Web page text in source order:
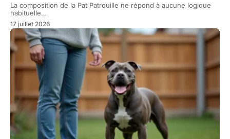
La composition de la Pat Patrouille ne répond à aucune logique
habituelle…
17 juillet 2026